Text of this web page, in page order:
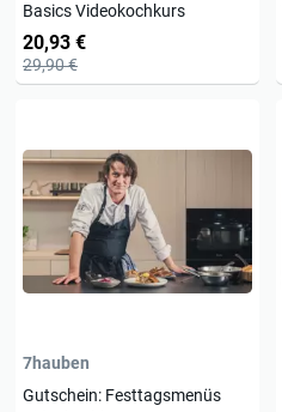
Basics Videokochkurs
20,93 €
29,90 €
7hauben
Gutschein: Festtagsmenüs